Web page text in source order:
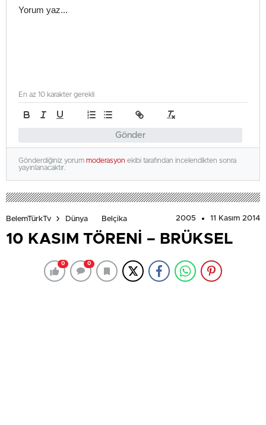
Gönder
En az 10 karakter gerekli
Gönderdiğiniz yorum moderasyon ekibi tarafından incelendikten sonra
yayınlanacaktır.
BelemTürkTv Dünya Belçika 2005 11 Kasım 2014
10 KASIM TÖRENİ – BRÜKSEL
0 0